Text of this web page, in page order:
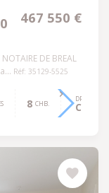
467 550 €
DE BREAL
Réf: 35129-5525
8 CHB. DPE
C